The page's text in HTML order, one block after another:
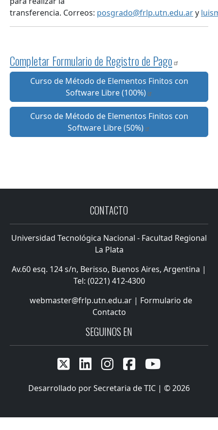
transferencia. Correos: posgrado@frlp.utn.edu.ary
Completar Formulario de Registro de Pago
Curso de Método de Elementos Finitos con
Software Libre (100%)
Curso de Método de Elementos Finitos con
Software Libre (50%)
CONTACTO
Universidad Tecnológica Nacional - Facultad Regional
La Plata
Av.60 esq. 124 s/n, Berisso, Buenos Aires, Argentina |
Tel: (0221) 412-4300
webmaster@frlp.utn.edu.ar | Formulario de
Contacto
SEGUINOS EN
    
Desarrollado por Secretaria de TIC | © 2026